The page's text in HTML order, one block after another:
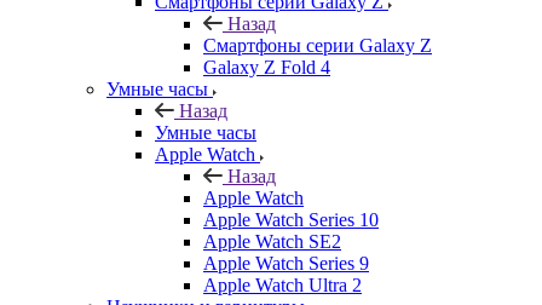
Назад
Смартфоны серии Galaxy Z
Galaxy Z Fold 4
Умные часы
Назад
Умные часы
Apple Watch
Назад
Apple Watch
Apple Watch Series 10
Apple Watch SE2
Apple Watch Series 9
Apple Watch Ultra 2